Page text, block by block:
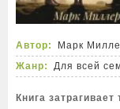
Автор:
Марк
Жанр:
Для всей
Книга